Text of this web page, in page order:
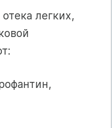
легких,